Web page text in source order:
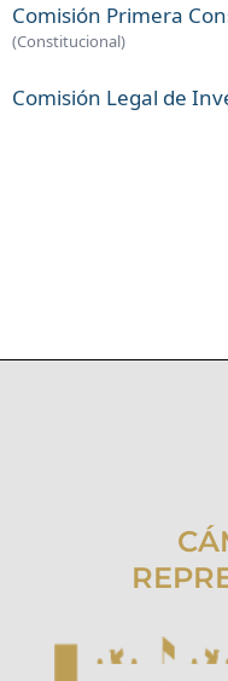
Comisión Primera
(Constitucional)
Comisión Legal de